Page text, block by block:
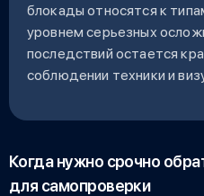
блокады относятся к
уровнем серьезных
последствий остается
соблюдении техники и
Когда нужно срочно
для самопроверки